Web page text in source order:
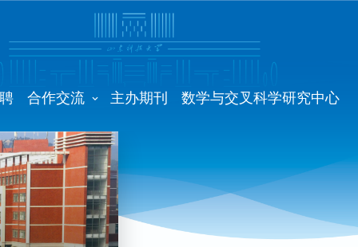
合作交流 主办期刊 数学与交叉科学研究中心